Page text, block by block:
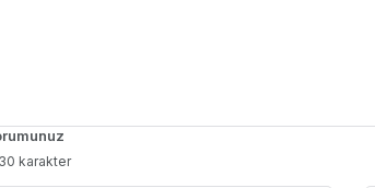
karakter